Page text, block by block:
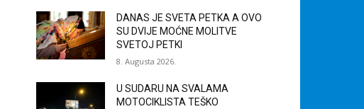
DANAS JE SVETA PETKA A OVO
SU DVIJE MOĆNE MOLITVE
SVETOJ PETKI
8. Augusta 2026.
U SUDARU NA SVALAMA
MOTOCIKLISTA TEŠKO